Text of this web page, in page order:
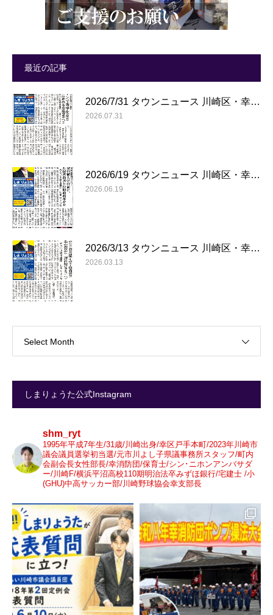
最近の記事
2026/7/31 タウンニュース 川崎区・幸…
2026.07.31
2026/6/19 タウンニュース 川崎区・幸…
2026.06.19
2026/3/13 タウンニュース 川崎区・幸…
2026.03.13
Select Month
しまりょうた公式Instagram
shm_ryt
1995年平成7年生/31歳/川崎出身/幸区戸手本町/2023年川崎市
議会議員選挙初当選/元市川よし子県議事務所スタッフ/町内
会副会長女性部長/幸消防団/保育士/シン･ニホンアンバサダ
ー/川崎F/横浜平沼高校110期明治法卒みずほ銀行/宅建士 /小
(GHU)中高サッカー部/川崎野球協会幸支部長